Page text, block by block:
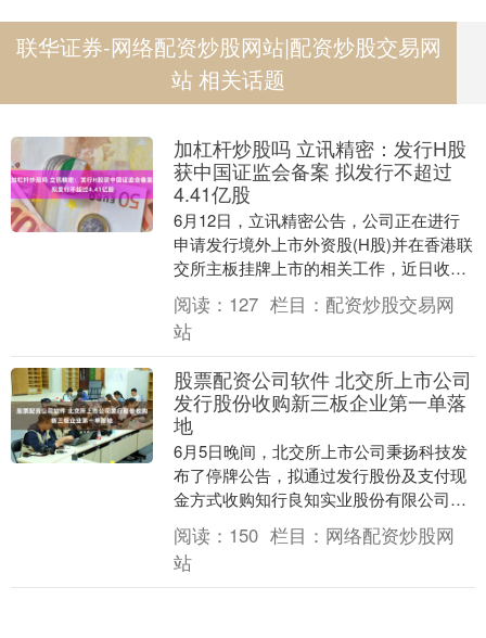
联华证券-网络配资炒股网站|配资炒股交易网
站 相关话题
加杠杆炒股吗 立讯精密：发行H股
获中国证监会备案 拟发行不超过
4.41亿股
6月12日，立讯精密公告，公司正在进行
申请发行境外上市外资股(H股)并在香港联
交所主板挂牌上市的相关工作，近日收到
中国证监会出具的备案通知书。根据备案
通知书加杠....
阅读： 127 栏目： 配资炒股交易网
站
股票配资公司软件 北交所上市公司
发行股份收购新三板企业第一单落
地
6月5日晚间，北交所上市公司秉扬科技发
布了停牌公告，拟通过发行股份及支付现
金方式收购知行良知实业股份有限公司股
权。若本次交易顺利完成，这将是第一单
北交所上市公司....
阅读： 150 栏目： 网络配资炒股网
站